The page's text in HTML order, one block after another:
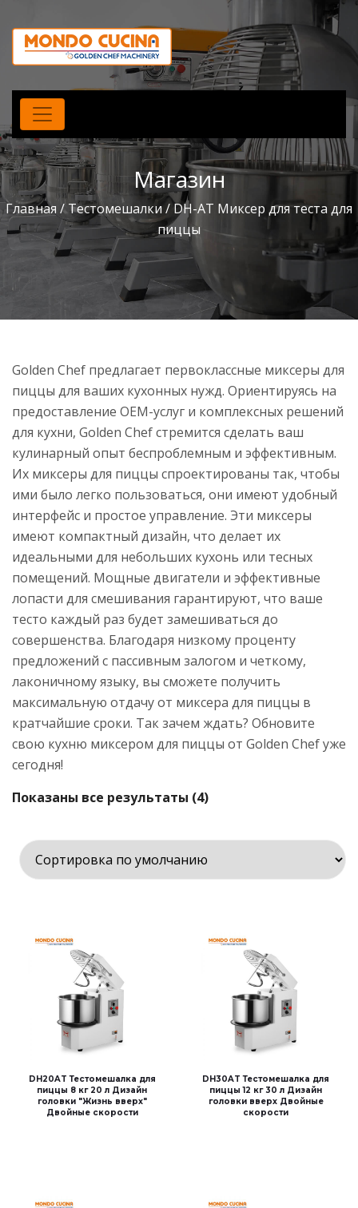
Магазин
Главная /Тестомешалки/ DH-AT Миксер для теста для
пиццы
Golden Chef предлагает первоклассные миксеры для
пиццы для ваших кухонных нужд. Ориентируясь на
предоставление OEM-услуг и комплексных решений
для кухни, Golden Chef стремится сделать ваш
кулинарный опыт беспроблемным и эффективным.
Их миксеры для пиццы спроектированы так, чтобы
ими было легко пользоваться, они имеют удобный
интерфейс и простое управление. Эти миксеры
имеют компактный дизайн, что делает их
идеальными для небольших кухонь или тесных
помещений. Мощные двигатели и эффективные
лопасти для смешивания гарантируют, что ваше
тесто каждый раз будет замешиваться до
совершенства. Благодаря низкому проценту
предложений с пассивным залогом и четкому,
лаконичному языку, вы сможете получить
максимальную отдачу от миксера для пиццы в
кратчайшие сроки. Так зачем ждать? Обновите
свою кухню миксером для пиццы от Golden Chef уже
сегодня!
Показаны все результаты (4)
DH20AT Тестомешалка для
пиццы 8 кг 20 л Дизайн
головки "Жизнь вверх"
Двойные скорости
DH30AT Тестомешалка для
пиццы 12 кг 30 л Дизайн
головки вверх Двойные
скорости